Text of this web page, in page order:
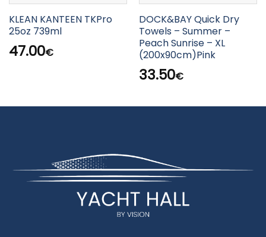
KLEAN KANTEEN TKPro
25oz 739ml
47.00€
DOCK&BAY Quick Dry
Towels – Summer –
Peach Sunrise – XL
(200x90cm)Pink
33.50€